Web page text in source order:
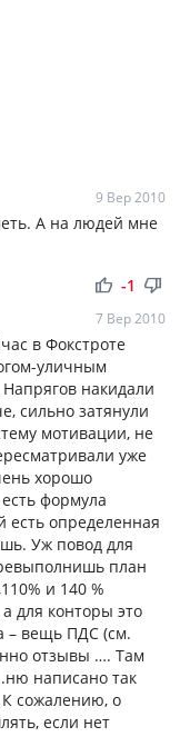
9 Вер 2010
А на людей мне
thumb_up thumb_down
-1
7 Вер 2010
в Фокстроте
уличным
накидали
сильно затянули
мотивации, не
уже
хорошо
формула
есть определенная
Уж повод для
план
и 140 %
для конторы это
– вещь ПДС (см.
отзывы …. Там
написано так
К сожалению, о
если нет